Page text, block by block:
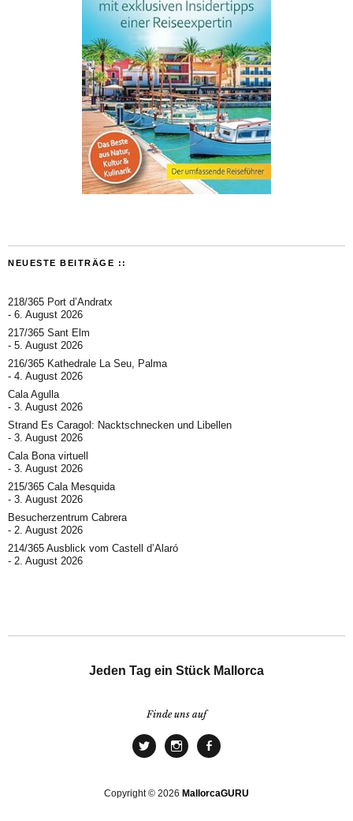
NEUESTE BEITRÄGE ::
218/365 Port d’Andratx
6. August 2026
217/365 Sant Elm
5. August 2026
216/365 Kathedrale La Seu, Palma
4. August 2026
Cala Agulla
3. August 2026
Strand Es Caragol: Nacktschnecken und Libellen
3. August 2026
Cala Bona virtuell
3. August 2026
215/365 Cala Mesquida
3. August 2026
Besucherzentrum Cabrera
2. August 2026
214/365 Ausblick vom Castell d’Alaró
2. August 2026
Jeden Tag ein Stück Mallorca
Finde uns auf
Copyright © 2026 MallorcaGURU